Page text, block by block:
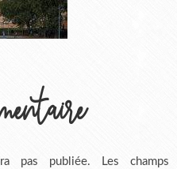
pas publiée.
Les champs